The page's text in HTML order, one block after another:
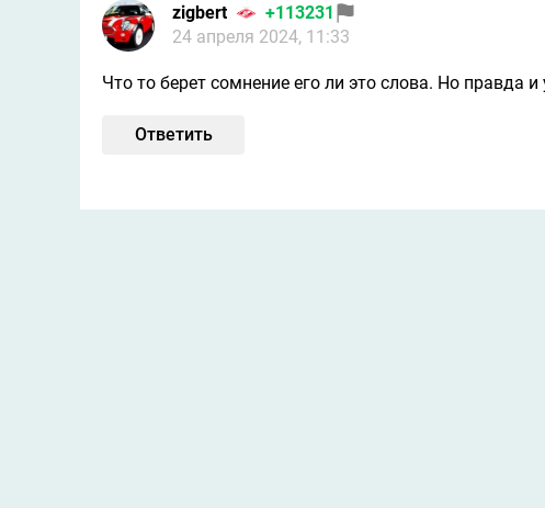
zigbert
+113231
24 апреля 2024, 11:33
Что то берет сомнение его ли это слова. Но правда
Ответить